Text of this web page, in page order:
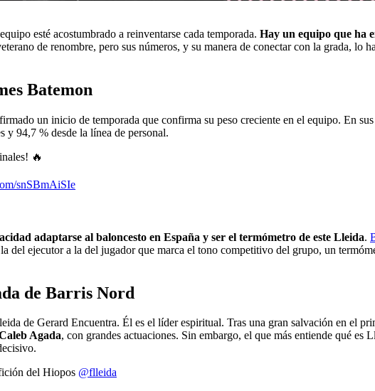
esté acostumbrado a reinventarse cada temporada. Hay un equipo que ha
de renombre, pero sus números, y su manera de conectar con la grada, lo
Batemon
un inicio de temporada que confirma su peso creciente en el equipo. En
y 94,7 % desde la línea de personal.
🔥
snSBmAiSIe
adaptarse al baloncesto en España y ser el termómetro de este Lleida.
del ejecutor a la del jugador que marca el tono competitivo del grupo, un
de Barris Nord
de Gerard Encuentra. Él es el líder espiritual. Tras una gran salvación en el
Agada, con grandes actuaciones. Sin embargo, el que más entiende qué es
del Hiopos @flleida